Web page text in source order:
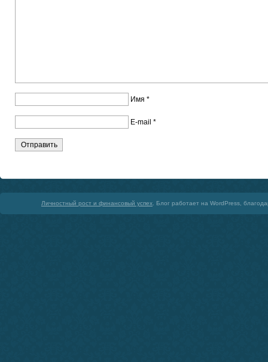
Имя *
E-mail *
Личностный рост и финансовый успех . Блог работает на WordPress,